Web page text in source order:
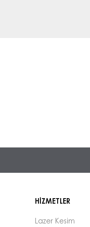
HİZMETLER
Lazer Kesim